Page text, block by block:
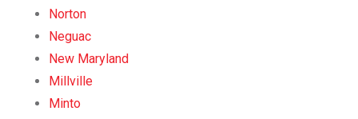
Norton
Neguac
New Maryland
Millville
Minto